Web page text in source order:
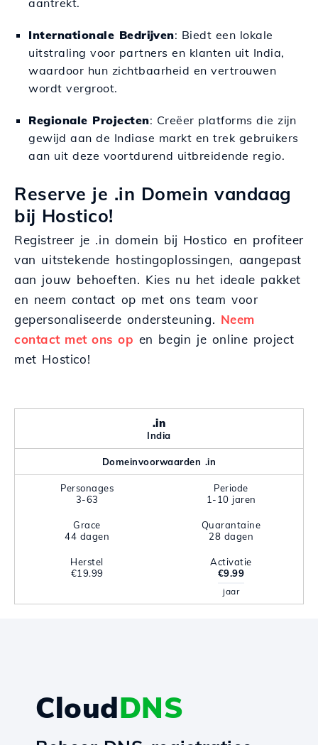
aantrekt.
Internationale Bedrijven: Biedt een lokale
uitstraling voor partners en klanten uit India,
waardoor hun zichtbaarheid en vertrouwen
wordt vergroot.
Regionale Projecten: Creëer platforms die zijn
gewijd aan de Indiase markt en trek gebruikers
aan uit deze voortdurend uitbreidende regio.
Reserve je .in Domein vandaag
bij Hostico!
Registreer je .in domein bij Hostico en profiteer
van uitstekende hostingoplossingen, aangepast
aan jouw behoeften. Kies nu het ideale pakket
en neem contact op met ons team voor
gepersonaliseerde ondersteuning. Neem
contact met ons op en begin je online project
met Hostico!
.in
India
Domeinvoorwaarden .in
Personages
3-63
Periode
1-10 jaren
Grace
44 dagen
Quarantaine
28 dagen
Herstel
€19.99
Activatie
€9.99
jaar
CloudDNS